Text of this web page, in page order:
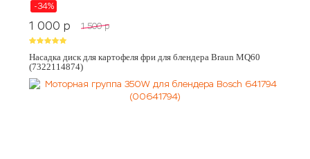
-34%
1 000 p 1 500 p
Насадка диск для картофеля фри для блендера Braun MQ60
(7322114874)